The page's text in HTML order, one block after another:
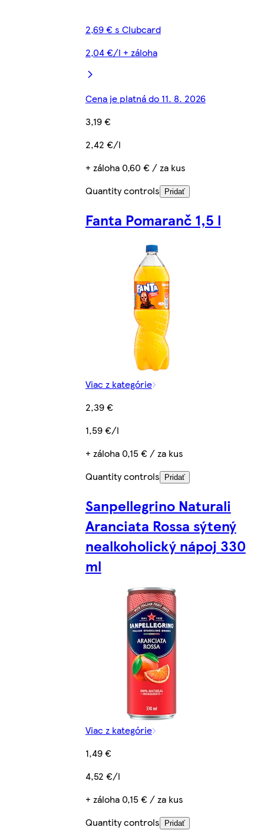
2,69 € s Clubcard
2,04 €/l + záloha
Cena je platná do 11. 8. 2026
3,19 €
2,42 €/l
+ záloha 0,60 € / za kus
Quantity controls
Pridať
Fanta Pomaranč 1,5 l
Viac z kategórie
2,39 €
1,59 €/l
+ záloha 0,15 € / za kus
Quantity controls
Pridať
Sanpellegrino Naturali
Aranciata Rossa sýtený
nealkoholický nápoj 330
ml
Viac z kategórie
1,49 €
4,52 €/l
+ záloha 0,15 € / za kus
Quantity controls
Pridať